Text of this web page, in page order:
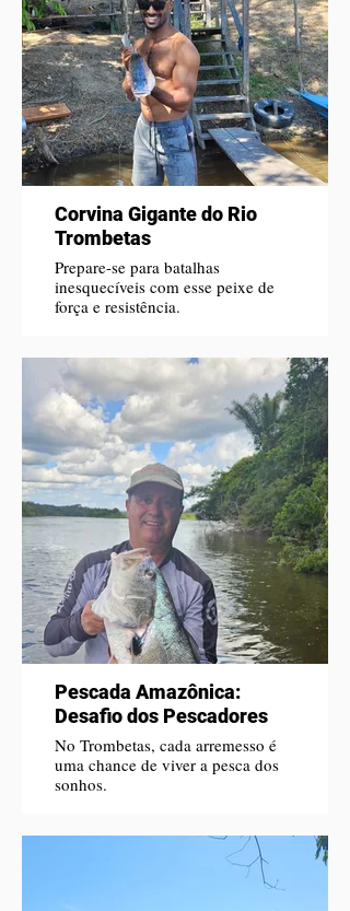
Corvina Gigante do Rio
Trombetas
Prepare-se para batalhas
inesquecíveis com esse peixe de
força e resistência.
Pescada Amazônica:
Desafio dos Pescadores
No Trombetas, cada arremesso é
uma chance de viver a pesca dos
sonhos.